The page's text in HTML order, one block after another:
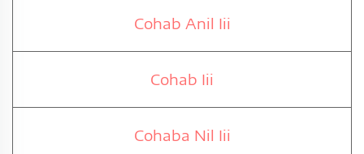
Cohab Anil Iii
Cohab Iii
Cohaba Nil Iii